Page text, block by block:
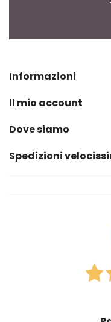
Informazioni
Il mio account
Dove siamo
Spedizioni